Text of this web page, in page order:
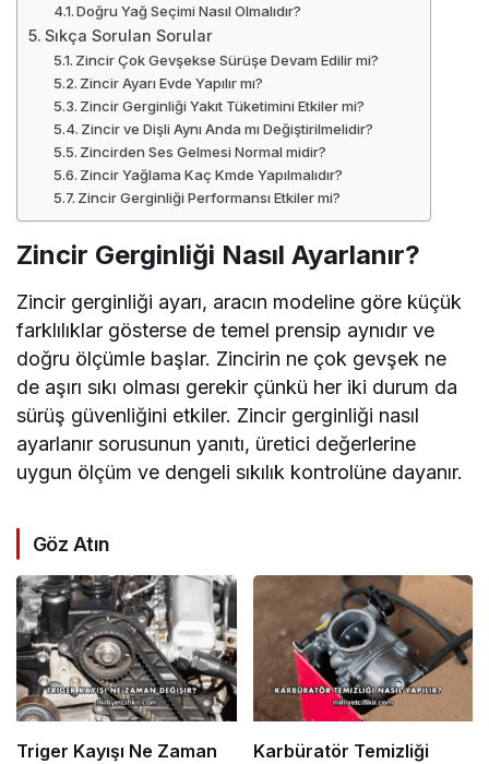
Doğru Yağ Seçimi Nasıl Olmalıdır?
Sıkça Sorulan Sorular
Zincir Çok Gevşekse Sürüşe Devam Edilir mi?
Zincir Ayarı Evde Yapılır mı?
Zincir Gerginliği Yakıt Tüketimini Etkiler mi?
Zincir ve Dişli Aynı Anda mı Değiştirilmelidir?
Zincirden Ses Gelmesi Normal midir?
Zincir Yağlama Kaç Kmde Yapılmalıdır?
Zincir Gerginliği Performansı Etkiler mi?
Zincir Gerginliği Nasıl Ayarlanır?
Zincir gerginliği ayarı, aracın modeline göre küçük
farklılıklar gösterse de temel prensip aynıdır ve
doğru ölçümle başlar. Zincirin ne çok gevşek ne
de aşırı sıkı olması gerekir çünkü her iki durum da
sürüş güvenliğini etkiler. Zincir gerginliği nasıl
ayarlanır sorusunun yanıtı, üretici değerlerine
uygun ölçüm ve dengeli sıkılık kontrolüne dayanır.
Göz Atın
Triger Kayışı Ne Zaman
Karbüratör Temizliği